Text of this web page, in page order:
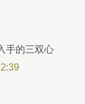
手的三双心